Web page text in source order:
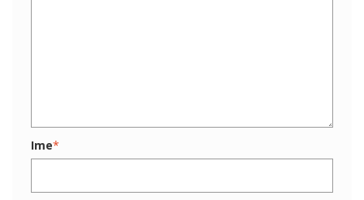
Ime*